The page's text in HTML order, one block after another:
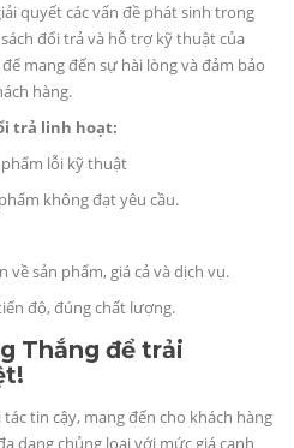
quyết các vấn đề phát sinh trong
đổi trả và hỗ trợ kỹ thuật của
mang đến sự hài lòng và đảm bảo
hàng.
trả linh hoạt:
lỗi kỹ thuật
không đạt yêu cầu.
về sản phẩm, giá cả và dịch vụ.
độ, đúng chất lượng.
Thắng để trải
tin cậy, mang đến cho khách hàng
dạng chủng loại với mức giá cạnh